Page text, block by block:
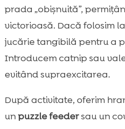
prada „obișnuită”,
victorioasă. Dacă folosim
jucărie tangibilă pentru a
Introducem catnip sau
evitând supraexcitarea.
După activitate, oferim
unpuzzle feedersau un